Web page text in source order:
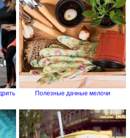
Полезные дачные мелочи